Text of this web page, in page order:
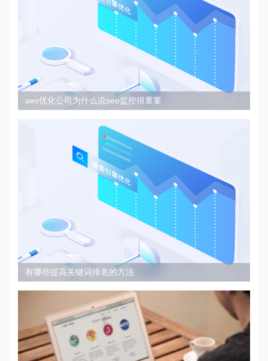
seo优化公司为什么说seo监控很重要
有哪些提高关键词排名的方法